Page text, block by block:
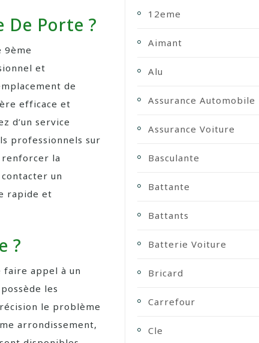
De Porte ?
9ème
et
de
efficace et
d’un service
professionnels sur
la
un
rapide et
?
faire appel à un
les
le problème
arrondissement,
12eme
Aimant
Alu
Assurance Automobile
Assurance Voiture
Basculante
Battante
Battants
Batterie Voiture
Bricard
Carrefour
Cle